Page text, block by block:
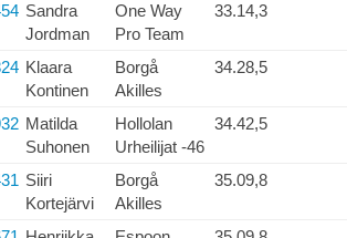
Sandra
Jordman
One Way
Pro Team
33.14,3
Klaara
Kontinen
Borgå
Akilles
34.28,5
Matilda
Suhonen
Hollolan
Urheilijat -46
34.42,5
Siiri
Kortejärvi
Borgå
Akilles
35.09,8